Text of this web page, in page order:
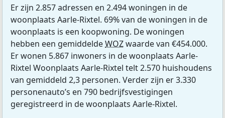
Er zijn 2.857 adressen en 2.494 woningen in de
woonplaats Aarle-Rixtel. 69% van de woningen in de
woonplaats is een koopwoning. De woningen
hebben een gemiddeldeWOZwaarde van €454.000.
Er wonen 5.867 inwoners in de woonplaats Aarle-
Rixtel Woonplaats Aarle-Rixtel telt 2.570 huishoudens
van gemiddeld 2,3 personen. Verder zijn er 3.330
personenauto’s en 790 bedrijfsvestigingen
geregistreerd in de woonplaats Aarle-Rixtel.